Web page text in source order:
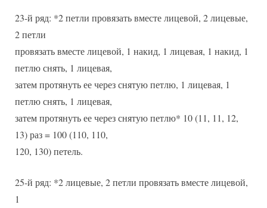
23-й ряд: *2 петли провязать вместе лицевой, 2 лицевые,
2 петли
провязать вместе лицевой, 1 накид, 1 лицевая, 1 накид, 1
петлю снять, 1 лицевая,
затем протянуть ее через снятую петлю, 1 лицевая, 1
петлю снять, 1 лицевая,
затем протянуть ее через снятую петлю* 10 (11, 11, 12,
13) раз = 100 (110, 110,
120, 130) петель.
25-й ряд: *2 лицевые, 2 петли провязать вместе лицевой,
1